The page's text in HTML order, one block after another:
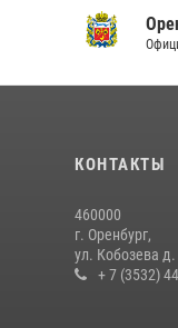
КОНТАКТЫ
460000
г. Оренбург,
ул. Кобозева д.
+ 7 (3532)